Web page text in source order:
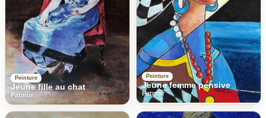
Peinture
Jeune fille au chat
Patmor
Peinture
Jeune femme pensive
Patmor